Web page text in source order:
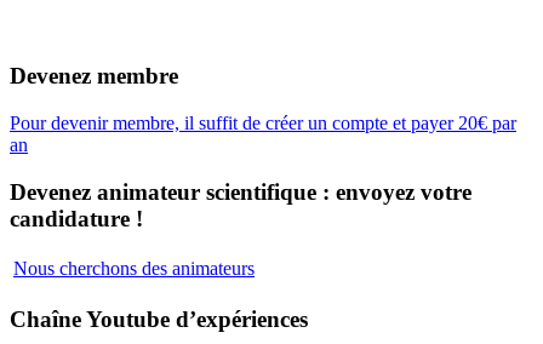
Devenez membre
Pour devenir membre, il suffit de créer un compte et payer 20€ par
an
Devenez animateur scientifique : envoyez votre
candidature !
Nous cherchons des animateurs
Chaîne Youtube d’expériences